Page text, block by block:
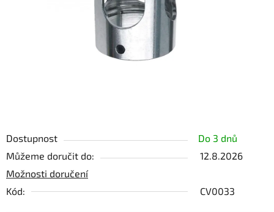
Dostupnost
Do 3 dnů
Můžeme doručit do:
12.8.2026
Možnosti doručení
Kód:
CV0033